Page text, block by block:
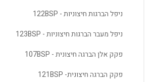
ניפל הברגות חיצוניות - 122BSP
ניפל מעבר הברגות חיצוניות - 123BSP
פקק אלן הברגה חיצונית - 107BSP
פקק הברגה חיצונית- 121BSP